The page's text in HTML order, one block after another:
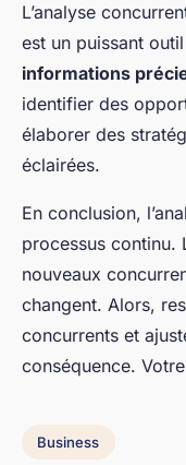
L’analyse
est un puissant
informations
identifier des
élaborer des
éclairées.
En conclusion,
processus continu.
nouveaux
changent. Alors,
concurrents et
conséquence.
Business